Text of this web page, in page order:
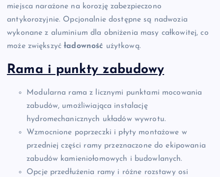
miejsca narażone na korozję zabezpieczono
antykorozyjnie. Opcjonalnie dostępne są nadwozia
wykonane z aluminium dla obniżenia masy całkowitej, co
może zwiększyćładowność użytkową.
Rama i punkty zabudowy
Modularna rama z licznymi punktami mocowania
zabudów, umożliwiająca instalację
hydromechanicznych układów wywrotu.
Wzmocnione poprzeczki i płyty montażowe w
przedniej części ramy przeznaczone do ekipowania
zabudów kamieniołomowych i budowlanych.
Opcje przedłużenia ramy i różne rozstawy osi